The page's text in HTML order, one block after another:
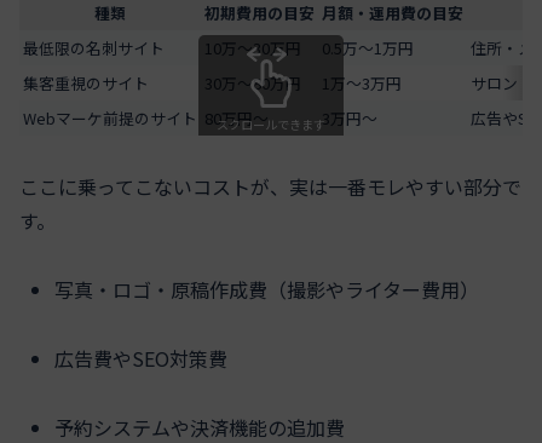
種類 初期費用の目安 月額・運用費の目安
最低限の名刺サイト
10万～30万円 0.5万～1万円
住所・メ
集客重視のサイト
30万～80万円 1万～3万円
サロン・
Webマーケ前提のサイト 80万円～ 3万円～ 広告や
スクロールできます
ここに乗ってこないコストが、実は一番モレやすい部分で
す。
写真・ロゴ・原稿作成費（撮影やライター費用）
広告費やSEO対策費
予約システムや決済機能の追加費